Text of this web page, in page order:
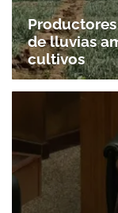
de lluvias
cultivos